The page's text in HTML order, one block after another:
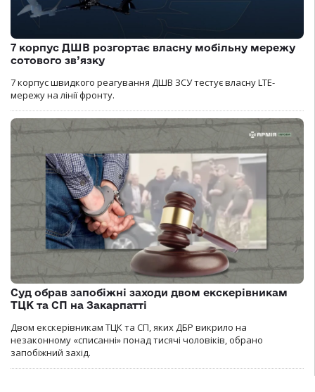
7 корпус ДШВ розгортає власну мобільну мережу
сотового зв’язку
7 корпус швидкого реагування ДШВ ЗСУ тестує власну LTE-
мережу на лінії фронту.
Суд обрав запобіжні заходи двом екскерівникам
ТЦК та СП на Закарпатті
Двом екскерівникам ТЦК та СП, яких ДБР викрило на
незаконному «списанні» понад тисячі чоловіків, обрано
запобіжний захід.